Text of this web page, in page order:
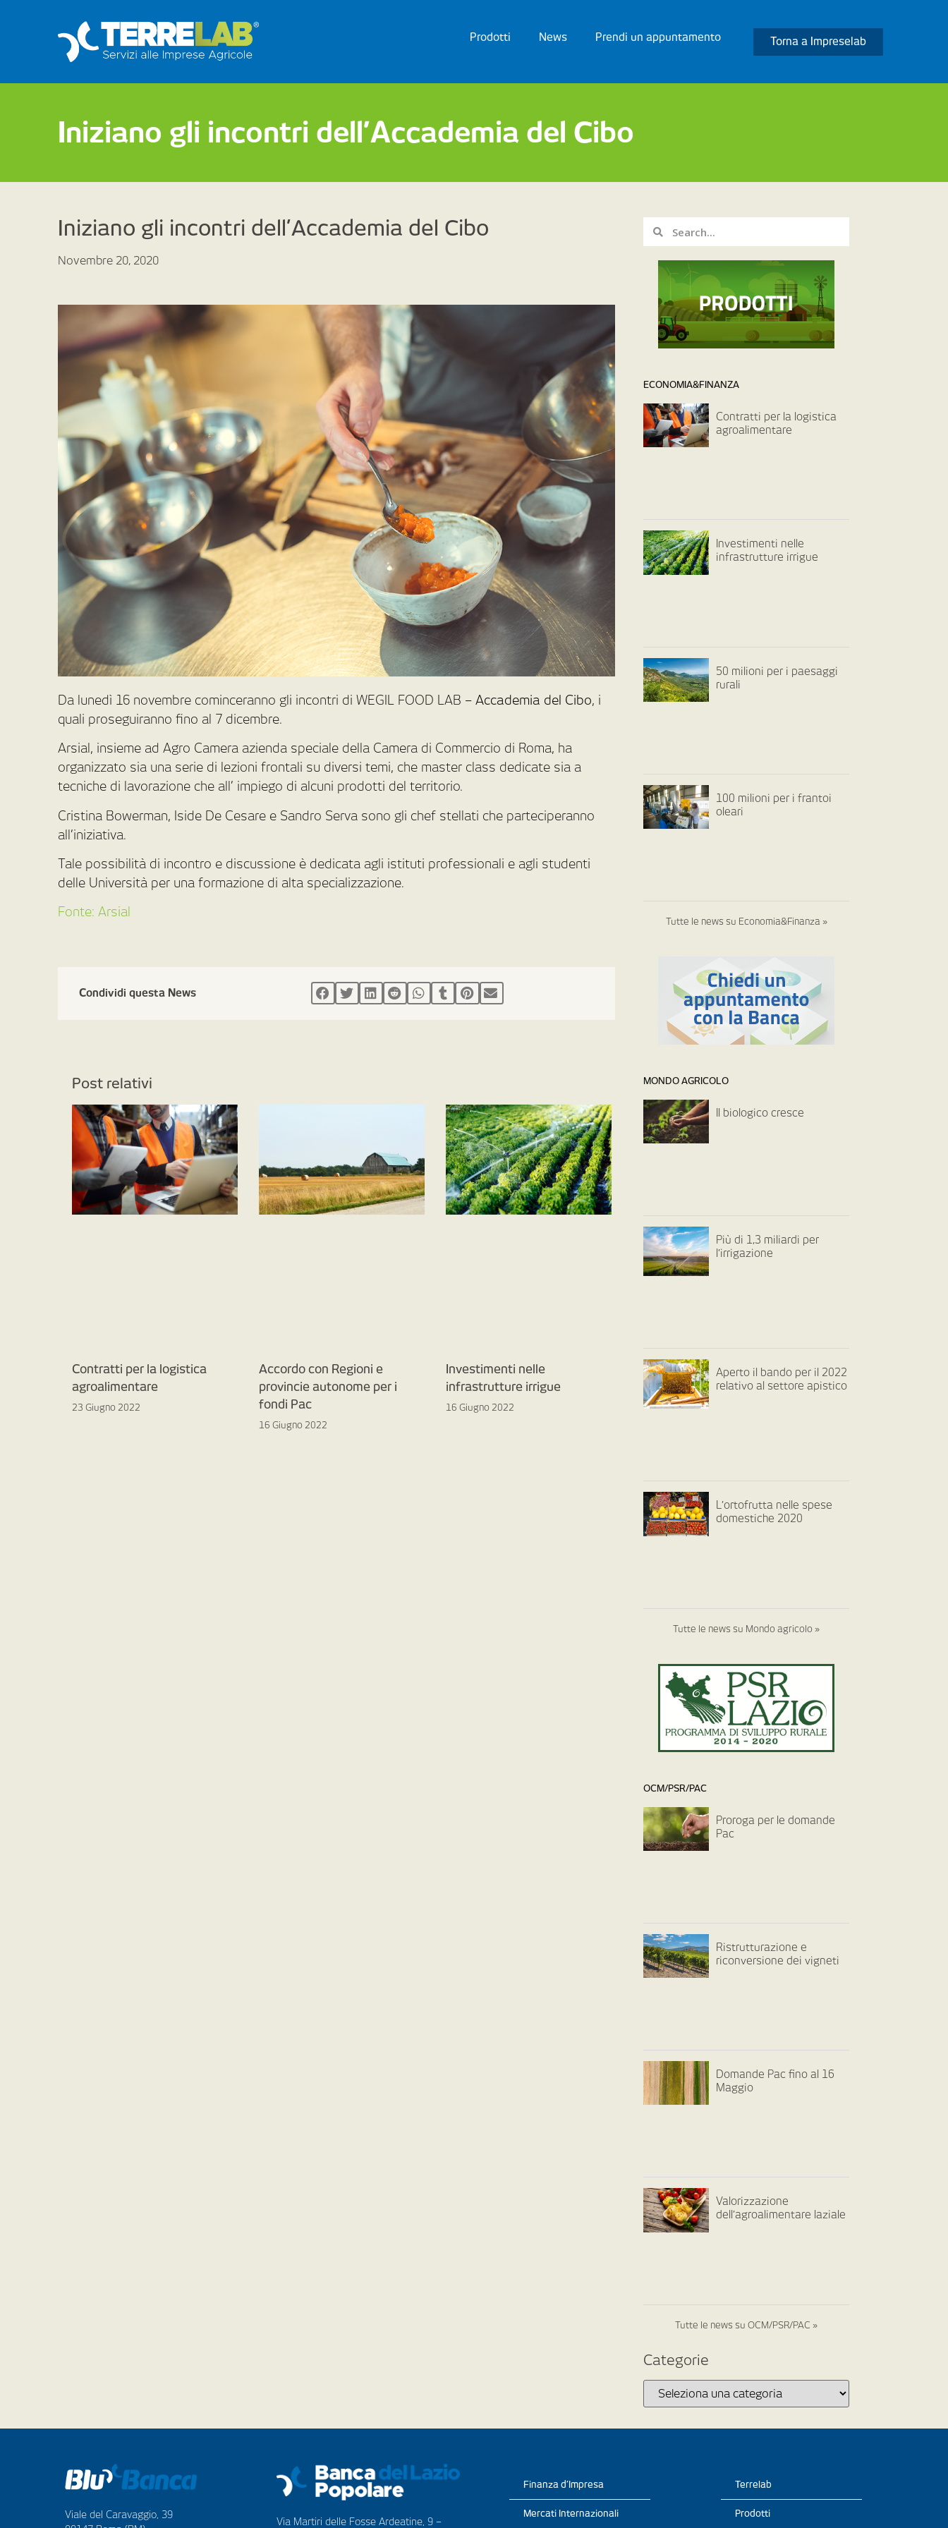
Prodotti News Prendi un appuntamento Torna a Impreselab
Iniziano gli incontri dell’Accademia del Cibo
Iniziano gli incontri dell’Accademia del Cibo
Novembre 20, 2020
Da lunedì 16 novembre cominceranno gli incontri di WEGIL FOOD LAB – Accademia del Cibo, i
quali proseguiranno fino al 7 dicembre.
Arsial, insieme ad Agro Camera azienda speciale della Camera di Commercio di Roma, ha
organizzato sia una serie di lezioni frontali su diversi temi, che master class dedicate sia a
tecniche di lavorazione che all’ impiego di alcuni prodotti del territorio.
Cristina Bowerman, Iside De Cesare e Sandro Serva sono gli chef stellati che parteciperanno
all’iniziativa.
Tale possibilità di incontro e discussione è dedicata agli istituti professionali e agli studenti
delle Università per una formazione di alta specializzazione.
Fonte: Arsial
Condividi questa News
Post relativi
Contratti per la logistica
agroalimentare
23 Giugno 2022
Accordo con Regioni e
provincie autonome per i
fondi Pac
16 Giugno 2022
Investimenti nelle
infrastrutture irrigue
16 Giugno 2022
ECONOMIA&FINANZA
Contratti per la logistica
agroalimentare
Investimenti nelle
infrastrutture irrigue
50 milioni per i paesaggi
rurali
100 milioni per i frantoi
oleari
Tutte le news su Economia&Finanza »
MONDO AGRICOLO
Il biologico cresce
Più di 1,3 miliardi per
l’irrigazione
Aperto il bando per il 2022
relativo al settore apistico
L’ortofrutta nelle spese
domestiche 2020
Tutte le news su Mondo agricolo »
OCM/PSR/PAC
Proroga per le domande
Pac
Ristrutturazione e
riconversione dei vigneti
Domande Pac fino al 16
Maggio
Valorizzazione
dell’agroalimentare laziale
Tutte le news su OCM/PSR/PAC »
Categorie
Viale del Caravaggio, 39
Via Martiri delle Fosse Ardeatine, 9 –
Finanza d’Impresa
Mercati Internazionali
Terrelab
Prodotti